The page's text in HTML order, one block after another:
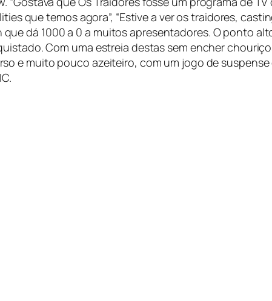
que temos agora”, “Estive a ver os traidores,
dá 1000 a 0 a muitos apresentadores. O ponto
Com uma estreia destas sem encher
e muito pouco azeiteiro, com um jogo de suspense